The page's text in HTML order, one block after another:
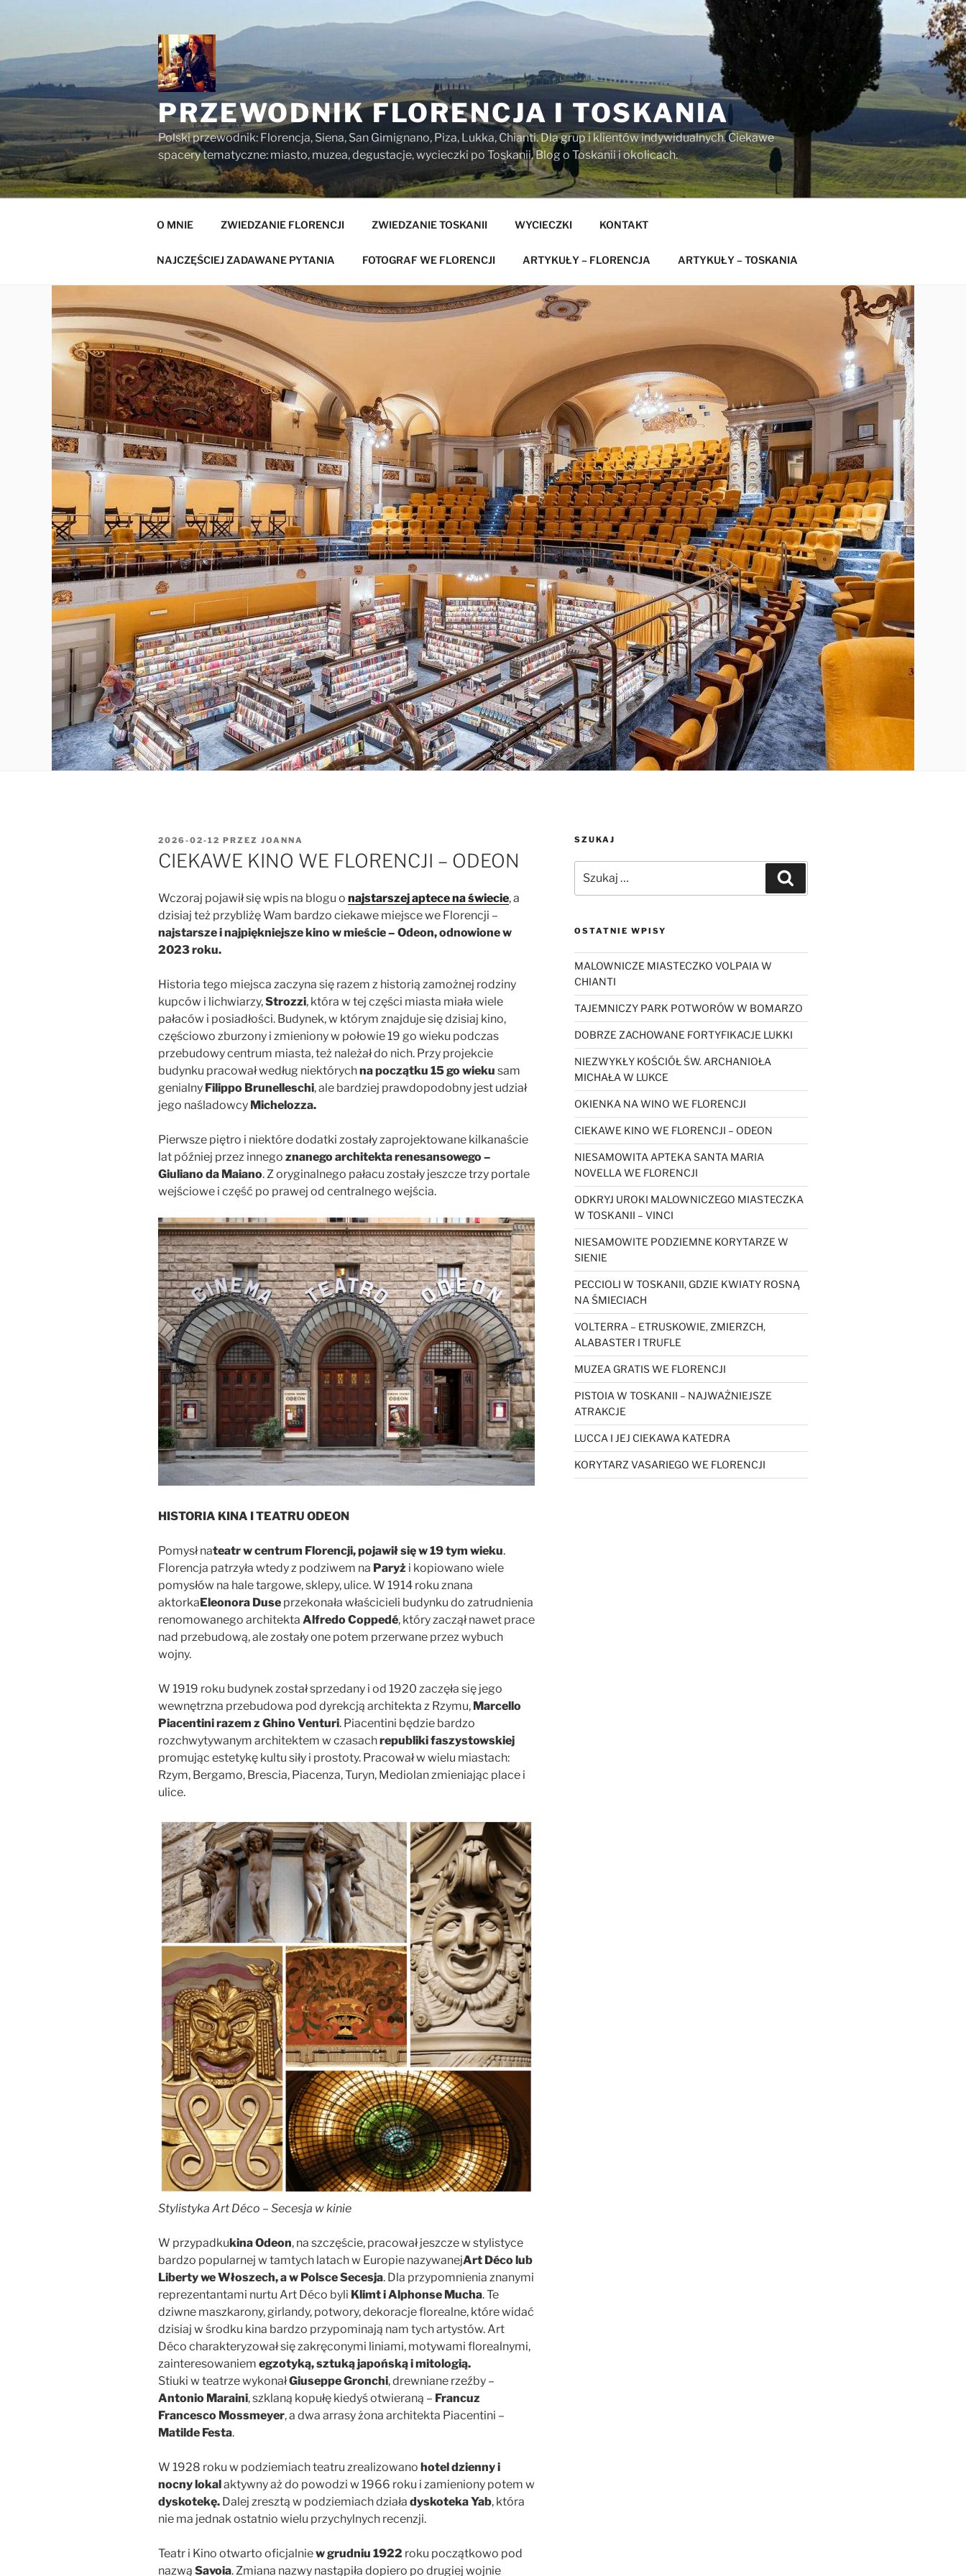
PRZEWODNIK FLORENCJA I TOSKANIA
Polski przewodnik: Florencja, Siena, San Gimignano, Piza, Lukka, Chianti. Dla grup i klientów indywidualnych. Ciekawe
spacery tematyczne: miasto, muzea, degustacje, wycieczki po Toskanii. Blog o Toskanii i okolicach.
O MNIE ZWIEDZANIE FLORENCJI ZWIEDZANIE TOSKANII WYCIECZKI KONTAKT
NAJCZĘŚCIEJ ZADAWANE PYTANIA FOTOGRAF WE FLORENCJI ARTYKUŁY – FLORENCJA ARTYKUŁY – TOSKANIA
OPUBLIKOWANE
W
2026-02-12 PRZEZ JOANNA
CIEKAWE KINO WE FLORENCJI – ODEON
Wczoraj pojawił się wpis na blogu o najstarszej aptece na świecie, a
dzisiaj też przybliżę Wam bardzo ciekawe miejsce we Florencji –
najstarsze i najpiękniejsze kino w mieście – Odeon, odnowione w
2023 roku.
Historia tego miejsca zaczyna się razem z historią zamożnej rodziny
kupców i lichwiarzy,Strozzi, która w tej części miasta miała wiele
pałaców i posiadłości. Budynek, w którym znajduje się dzisiaj kino,
częściowo zburzony i zmieniony w połowie 19 go wieku podczas
przebudowy centrum miasta, też należał do nich. Przy projekcie
budynku pracował według niektórychna początku 15 go wieku sam
genialny Filippo Brunelleschi, ale bardziej prawdopodobny jest udział
jego naśladowcy Michelozza.
Pierwsze piętro i niektóre dodatki zostały zaprojektowane kilkanaście
lat później przez innego znanego architekta renesansowego –
Giuliano da Maiano. Z oryginalnego pałacu zostały jeszcze trzy portale
wejściowe i część po prawej od centralnego wejścia.
HISTORIA KINA I TEATRU ODEON
Pomysł nateatr w centrum Florencji, pojawił się w 19 tym wieku.
Florencja patrzyła wtedy z podziwem na Paryż i kopiowano wiele
pomysłów na hale targowe, sklepy, ulice. W 1914 roku znana
aktorkaEleonora Duse przekonała właścicieli budynku do zatrudnienia
renomowanego architekta Alfredo Coppedé, który zaczął nawet prace
nad przebudową, ale zostały one potem przerwane przez wybuch
wojny.
W 1919 roku budynek został sprzedany i od 1920 zaczęła się jego
wewnętrzna przebudowa pod dyrekcją architekta z Rzymu, Marcello
Piacentini razem z Ghino Venturi. Piacentini będzie bardzo
rozchwytywanym architektem w czasachrepubliki faszystowskiej
promując estetykę kultu siły i prostoty. Pracował w wielu miastach:
Rzym, Bergamo, Brescia, Piacenza, Turyn, Mediolan zmieniając place i
ulice.
Stylistyka Art Déco – Secesja w kinie
W przypadkukina Odeon, na szczęście, pracował jeszcze w stylistyce
bardzo popularnej w tamtych latach w Europie nazywanejArt Déco lub
Liberty we Włoszech, a w Polsce Secesja. Dla przypomnienia znanymi
reprezentantami nurtu Art Déco byli Klimt i Alphonse Mucha. Te
dziwne maszkarony, girlandy, potwory, dekoracje florealne, które widać
dzisiaj w środku kina bardzo przypominają nam tych artystów. Art
Déco charakteryzował się zakręconymi liniami, motywami florealnymi,
zainteresowaniem egzotyką, sztuką japońską i mitologią.
Stiuki w teatrze wykonałGiuseppe Gronchi, drewniane rzeźby –
Antonio Maraini, szklaną kopułę kiedyś otwieraną – Francuz
Francesco Mossmeyer, a dwa arrasy żona architekta Piacentini –
Matilde Festa.
W 1928 roku w podziemiach teatru zrealizowano hotel dzienny i
nocny lokal aktywny aż do powodzi w 1966 roku i zamieniony potem w
dyskotekę. Dalej zresztą w podziemiach działa dyskoteka Yab, która
nie ma jednak ostatnio wielu przychylnych recenzji.
Teatr i Kino otwarto oficjalniew grudniu 1922 roku początkowo pod
nazwą Savoia. Zmiana nazwy nastąpiła dopiero po drugiej wojnie
SZUKAJ
OSTATNIE WPISY
MALOWNICZE MIASTECZKO VOLPAIA W
CHIANTI
TAJEMNICZY PARK POTWORÓW W BOMARZO
DOBRZE ZACHOWANE FORTYFIKACJE LUKKI
NIEZWYKŁY KOŚCIÓŁ ŚW. ARCHANIOŁA
MICHAŁA W LUKCE
OKIENKA NA WINO WE FLORENCJI
CIEKAWE KINO WE FLORENCJI – ODEON
NIESAMOWITA APTEKA SANTA MARIA
NOVELLA WE FLORENCJI
ODKRYJ UROKI MALOWNICZEGO MIASTECZKA
W TOSKANII – VINCI
NIESAMOWITE PODZIEMNE KORYTARZE W
SIENIE
PECCIOLI W TOSKANII, GDZIE KWIATY ROSNĄ
NA ŚMIECIACH
VOLTERRA – ETRUSKOWIE, ZMIERZCH,
ALABASTER I TRUFLE
MUZEA GRATIS WE FLORENCJI
PISTOIA W TOSKANII – NAJWAŻNIEJSZE
ATRAKCJE
LUCCA I JEJ CIEKAWA KATEDRA
KORYTARZ VASARIEGO WE FLORENCJI